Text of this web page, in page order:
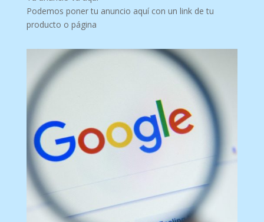
Podemos poner tu anuncio aquí con un link de tu
producto o página